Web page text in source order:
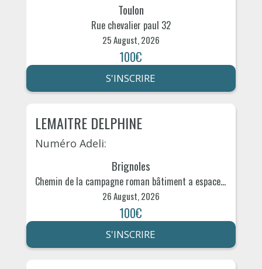
Toulon
Rue chevalier paul 32
25 August, 2026
100€
S'INSCRIRE
LEMAITRE DELPHINE
Numéro Adeli:
Brignoles
Chemin de la campagne roman bâtiment a espace hexagone 290
26 August, 2026
100€
S'INSCRIRE